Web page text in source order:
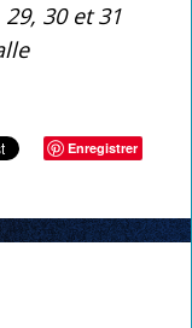
30 et 31
Enregistrer